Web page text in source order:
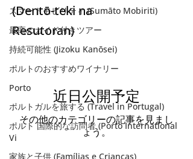
スマートモビリティ (Sumāto Mobiriti)
最高のガイド付きツアー
持続可能性 (Jizoku Kanōsei)
ポルトのおすすめワイナリー
Porto
ポルトガルを旅する (Travel in Portugal)
ポルト 国際的な訪問者 (Porto International
Vi
家族と子供 (Famílias e Crianças)
(Dentō-teki na
Resutoran)
近日公開予定
その他のカテゴリーの記事を見まし
ょう。